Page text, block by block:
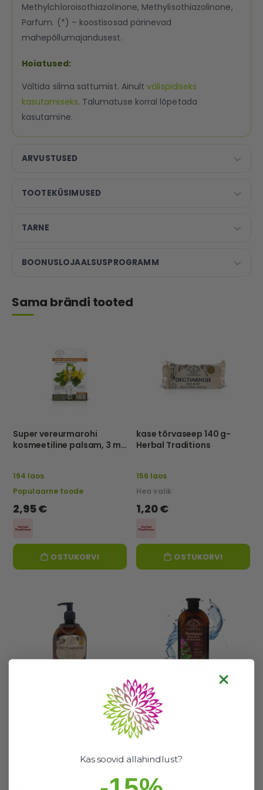
ARVUSTUSED
TOOTEKÜSIMUSED
TARNE
BOONUSLOJAALSUSPROGRAMM
Methylchloroisothiazolinone, Methylisothiazolinone,
Parfum. (*) – koostisosad pärinevad
mahepõllumajandusest.
Hoiatused:
Vältida silma sattumist. Ainultvälispidiseks
kasutamiseks. Talumatuse korral lõpetada
kasutamine.
Sama brändi tooted
Super vereurmarohi
kosmeetiline palsam, 3 ml
194 laos
Populaarne toode
2,95 €
OSTUKORVI
kase tõrvaseep 140 g-
Herbal Traditions
156 laos
Hea valik
1,20 €
OSTUKORVI
Vedel terva seeb, 300 ml -
Šampoon "Taastav ja
kaitsev", 500 ml - Herbal
Traditions
24 laos
Kas soovid allahindlust?